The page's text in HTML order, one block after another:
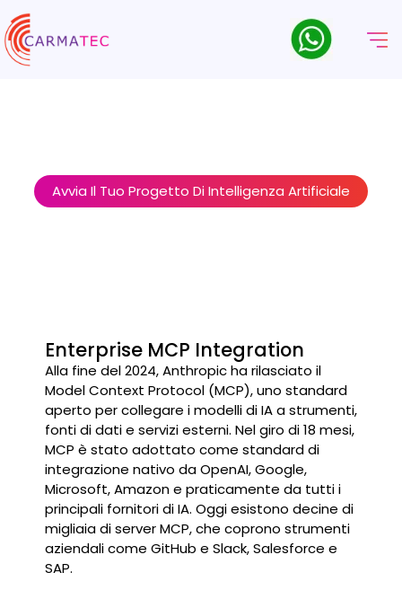
Avvia Il Tuo Progetto Di Intelligenza Artificiale
Enterprise MCP Integration
Alla fine del 2024, Anthropic ha rilasciato il
Model Context Protocol (MCP), uno standard
aperto per collegare i modelli di IA a strumenti,
fonti di dati e servizi esterni. Nel giro di 18 mesi,
MCP è stato adottato come standard di
integrazione nativo da OpenAI, Google,
Microsoft, Amazon e praticamente da tutti i
principali fornitori di IA. Oggi esistono decine di
migliaia di server MCP, che coprono strumenti
aziendali come GitHub e Slack, Salesforce e
SAP.